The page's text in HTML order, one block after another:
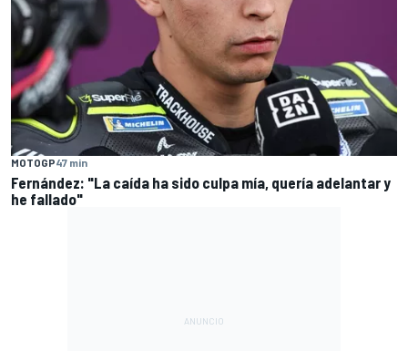
MOTOGP47 min
Fernández: "La caída ha sido culpa mía, quería adelantar y
he fallado"